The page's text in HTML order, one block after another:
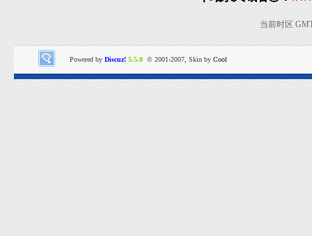
当前时区
Powered by Discuz! 5.5.0 © 2001-2007, Skin by Cool